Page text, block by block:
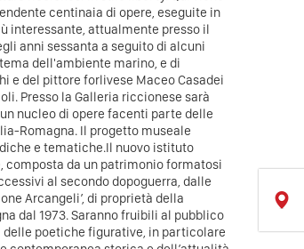
centinaia di opere, eseguite in
interessante, attualmente presso il
anni sessanta a seguito di alcuni
dell'ambiente marino, e di
e del pittore forlivese Maceo Casadei
Presso la Galleria riccionese sarà
nucleo di opere facenti parte delle
Romagna. Il progetto museale
e tematiche.Il nuovo istituto
composta da un patrimonio formatosi
al secondo dopoguerra, dalle
Arcangeli’, di proprietà della
dal 1973. Saranno fruibili al pubblico
poetiche figurative, in particolare